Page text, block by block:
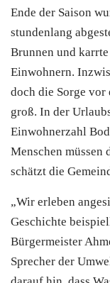
Ende der Saison
stundenlang
Brunnen und
Einwohnern.
doch die Sorge vor
groß. In der
Einwohnerzahl
Menschen müssen
schätzt die
„Wir erleben
Geschichte
Bürgermeister
Sprecher der